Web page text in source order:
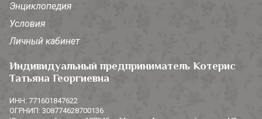
Энциклопедия
Условия
Личный кабинет
Индивидуальный предприниматель Котерис
Татьяна Георгиевна
ИНН: 771601847622
ОГРНИП: 308774628700136